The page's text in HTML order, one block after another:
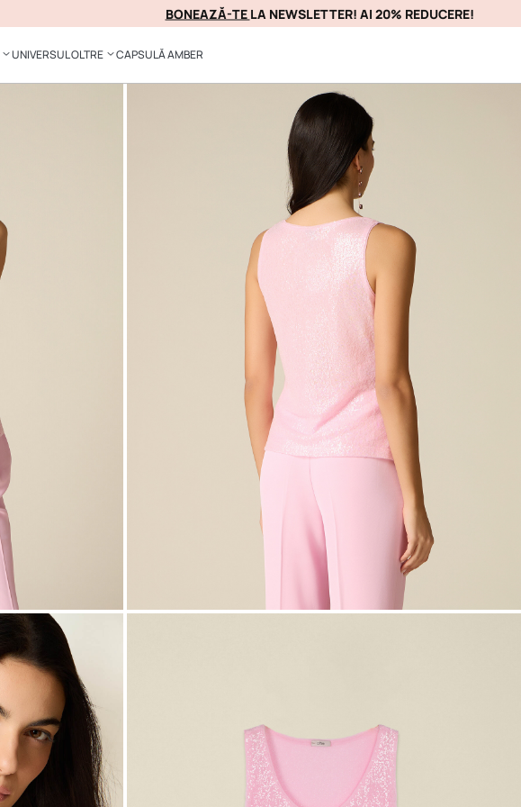
PROFITAȚI DE EA
BONEAZĂ-TE LA NEWSLETTER! AI 20% REDUCERE!
UNIVERSUL OLTRE CAPSULĂ AMBER